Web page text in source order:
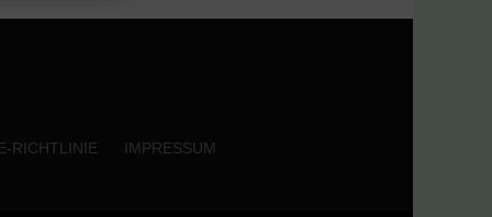
RICHTLINIE IMPRESSUM